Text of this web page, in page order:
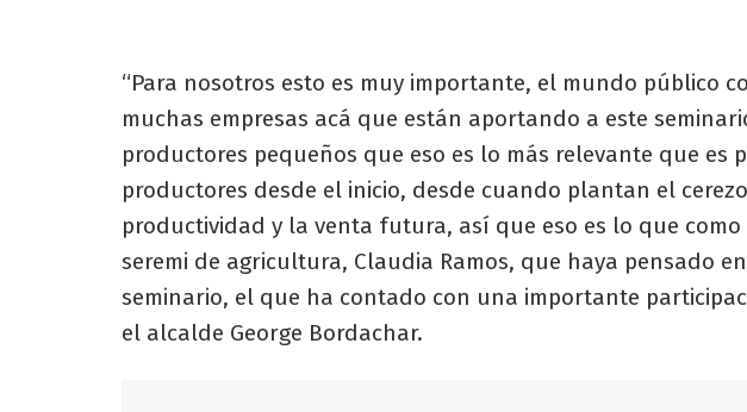
“Para nosotros esto es muy importante, el mundo público
muchas empresas acá que están aportando a este
productores pequeños que eso es lo más relevante que es
productores desde el inicio, desde cuando plantan el
productividad y la venta futura, así que eso es lo que
seremi de agricultura, Claudia Ramos, que haya pensado
seminario, el que ha contado con una importante
el alcalde George Bordachar.